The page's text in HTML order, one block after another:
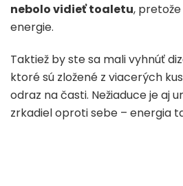
nebolo vidieť toaletu,
energie.
Taktiež by ste sa mali vyhnúť
ktoré sú zložené z viacerých
odraz na časti. Nežiaduce je aj
zrkadiel oproti sebe – energia